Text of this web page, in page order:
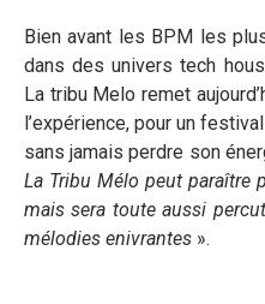
Bien avant les BPM les
dans des univers tech
La tribu Melo remet
l’expérience, pour un
sans jamais perdre son
La Tribu Mélo peut paraître
mais sera toute aussi
mélodies enivrantes ».